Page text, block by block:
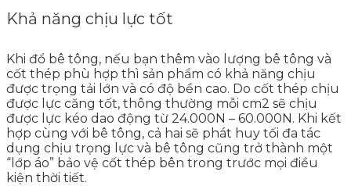
Khả năng chịu lực tốt
Khi đổ bê tông, nếu bạn thêm vào lượng bê tông và
cốt thép phù hợp thì sản phẩm có khả năng chịu
được trọng tải lớn và có độ bền cao. Do cốt thép chịu
được lực căng tốt, thông thường mỗi cm2 sẽ chịu
được lực kéo dao động từ 24.000N – 60.000N. Khi kết
hợp cùng với bê tông, cả hai sẽ phát huy tối đa tác
dụng chịu trọng lực và bê tông cũng trở thành một
“lớp áo” bảo vệ cốt thép bên trong trước mọi điều
kiện thời tiết.